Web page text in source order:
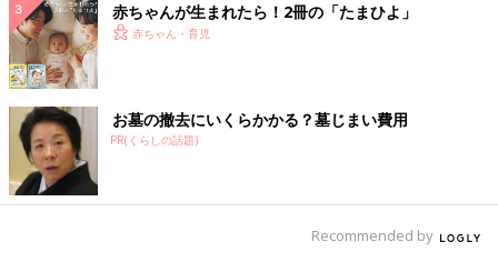
赤ちゃんが生まれたら！2冊の「たまひよ」
赤ちゃん・育児
お墓の撤去にいくらかかる？墓じまい費用
PR(くらしの話題)
Recommended by